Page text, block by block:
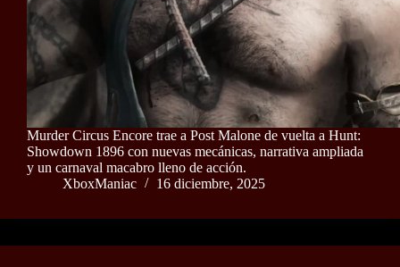
Murder Circus Encore trae a Post Malone de vuelta a Hunt:
Showdown 1896 con nuevas mecánicas, narrativa ampliada
y un carnaval macabro lleno de acción.
XboxManiac
16 diciembre, 2025